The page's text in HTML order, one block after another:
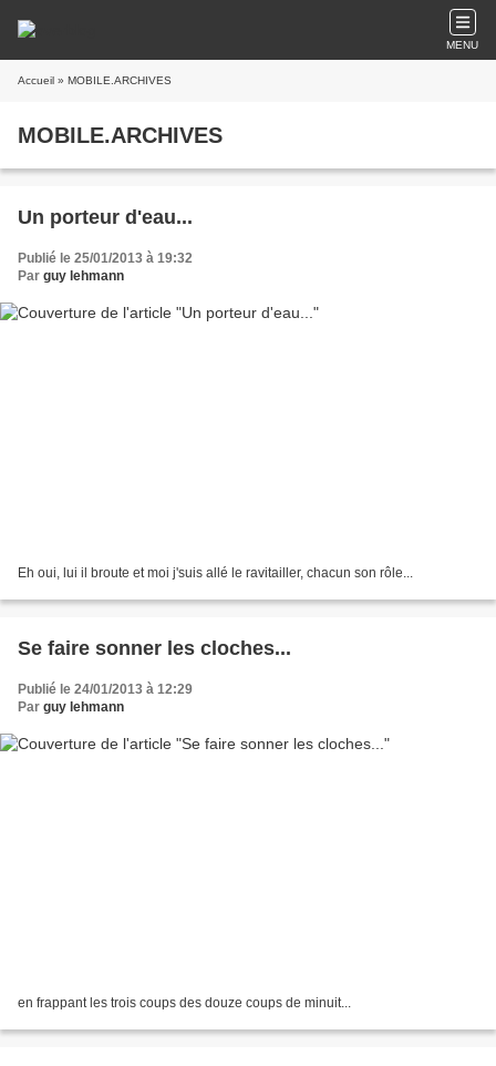
MENU
Accueil » MOBILE.ARCHIVES
MOBILE.ARCHIVES
Un porteur d'eau...
Publié le 25/01/2013 à 19:32
Par guy lehmann
Eh oui, lui il broute et moi j'suis allé le ravitailler, chacun son rôle...
Se faire sonner les cloches...
Publié le 24/01/2013 à 12:29
Par guy lehmann
en frappant les trois coups des douze coups de minuit...